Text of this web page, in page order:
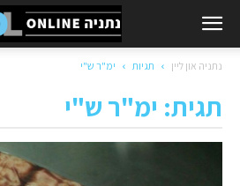
נתניה און ליין תגיות ימ"ר ש"י
תגית: ימ"ר ש"י